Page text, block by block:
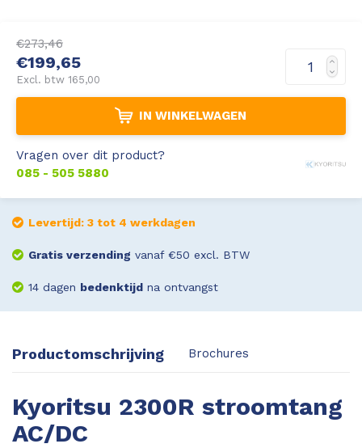
Leica DST360
Accessoires
Hygrometers
€273,46
€199,65
Excl. btw 165,00
IN WINKELWAGEN
Vragen over dit product?
085 - 505 5880
Levertijd: 3 tot 4 werkdagen
Gratis verzending vanaf €50 excl. BTW
14 dagen bedenktijdna ontvangst
Productomschrijving Brochures
Kyoritsu 2300R stroomtang
AC/DC